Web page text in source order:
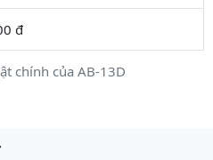
chính của AB-13D
đ
phẩm